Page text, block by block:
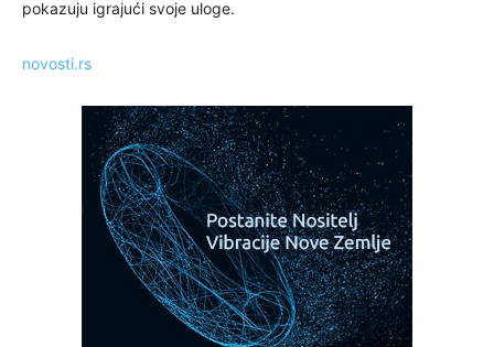
pokazuju igrajući svoje uloge.
novosti.rs